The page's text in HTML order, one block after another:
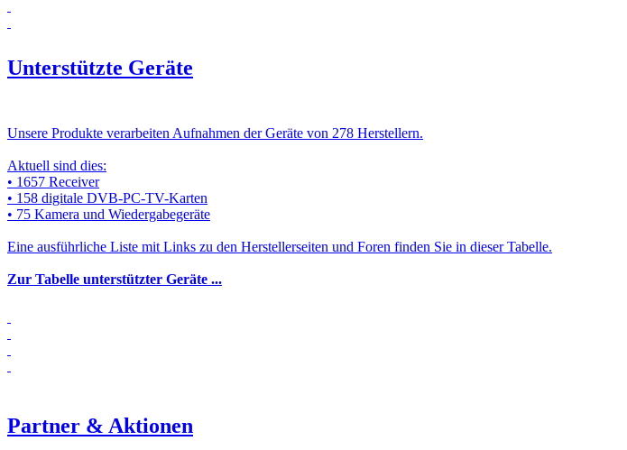
Unterstützte Geräte
Unsere Produkte verarbeiten Aufnahmen der Geräte von 278 Herstellern.
Aktuell sind dies:
• 1657 Receiver
• 158 digitale DVB-PC-TV-Karten
• 75 Kamera und Wiedergabegeräte
Eine ausführliche Liste mit Links zu den Herstellerseiten und Foren finden Sie in dieser Tabelle.
Zur Tabelle unterstützter Geräte ...
Partner & Aktionen